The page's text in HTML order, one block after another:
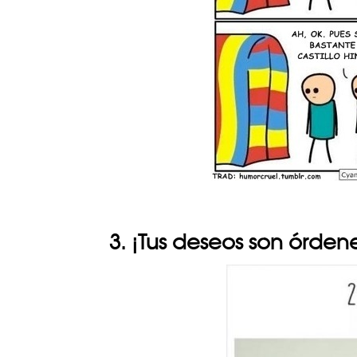
3. ¡Tus deseos son